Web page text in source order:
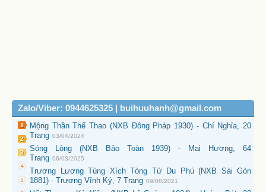
Zalo/Viber: 0944625325 | buihuuhanh@gmail.com
Mộng Thần Thể Thao (NXB Đông Pháp 1930) - Chí Nghỉa, 20
Trang 03/04/2024
Sóng Lòng (NXB Bảo Toàn 1939) - Mai Hương, 64
Trang 06/03/2025
Trương Lương Tùng Xích Tòng Tử Du Phú (NXB Sài Gòn
1881) - Trương Vĩnh Ký, 7 Trang 09/08/2021